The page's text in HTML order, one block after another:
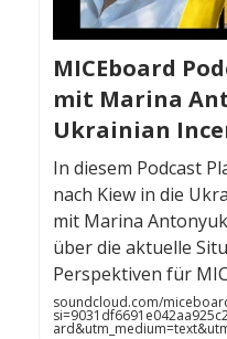
MICEboard
mit Marina
Ukrainian
In diesem Podcast
nach Kiew in die
mit Marina
über die aktuelle
Perspektiven für
soundcloud.com/